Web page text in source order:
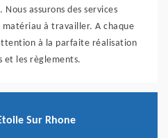
assurons des services
à travailler. A chaque
à la parfaite réalisation
et les règlements.
Sur Rhone